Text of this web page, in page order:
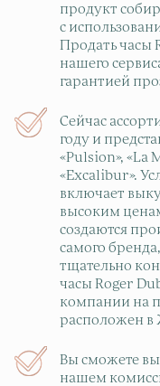
продукт
с
Продать часы
нашего
гарантией
Сейчас
году и
«Pulsion», «La
«Excalibur».
включает
высоким
создаются
самого
тщательно
часы Roger
компании на
расположен в
Вы сможете
нашем